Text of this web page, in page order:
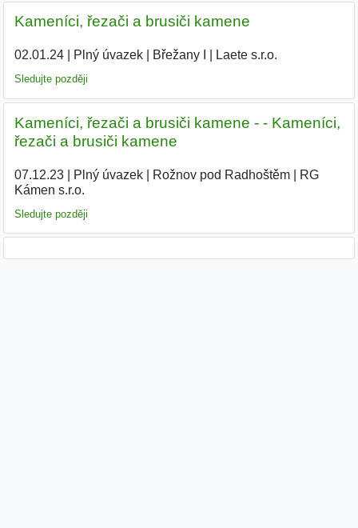
Kameníci, řezači a brusiči kamene
02.01.24| Plný úvazek| Břežany I Laete s.r.o.
Sledujte později
Kameníci, řezači a brusiči kamene - - Kameníci,
řezači a brusiči kamene
07.12.23| Plný úvazek| Rožnov pod Radhoštěm|
RG
Kámen s.r.o.
Sledujte později